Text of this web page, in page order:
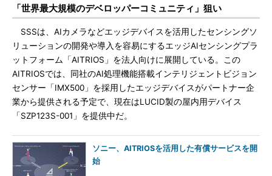
「世界最大規模のデベロッパーコミュニティ」狙い
SSSは、AIカメラなどエッジデバイスを活用したセンシングソ
リューションの開発や導入を容易にするエッジAIセンシングプラ
ットフォーム「AITRIOS」を法人向けに展開している。この
AITRIOSでは、同社のAI処理機能搭載インテリジェントビジョン
センサー「IMX500」を採用したエッジデバイスがパートナー企
業から提供される予定で、現在はLUCID製の屋内用デバイス
「SZP123S-001」を提供中だ。
ソニー、AITRIOSを活用した有償サービスを開
始